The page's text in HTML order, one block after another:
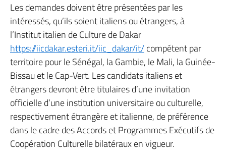
Les demandes doivent être présentées par les
intéressés, qu’ils soient italiens ou étrangers, à
l’Institut italien de Culture de Dakar
https://iicdakar.esteri.it/iic_dakar/it/compétent par
territoire pour le Sénégal, la Gambie, le Mali, la Guinée-
Bissau et le Cap-Vert. Les candidats italiens et
étrangers devront être titulaires d’une invitation
officielle d’une institution universitaire ou culturelle,
respectivement étrangère et italienne, de préférence
dans le cadre des Accords et Programmes Exécutifs de
Coopération Culturelle bilatéraux en vigueur.